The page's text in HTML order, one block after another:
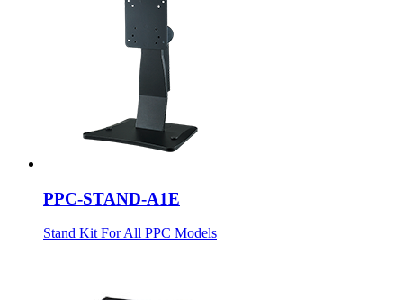
PPC-STAND-A1E
Stand Kit For All PPC Models